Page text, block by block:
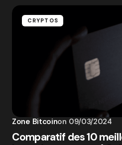
CRYPTOS
Zone Bitcoinon 09/03/2024
Comparatif des 10